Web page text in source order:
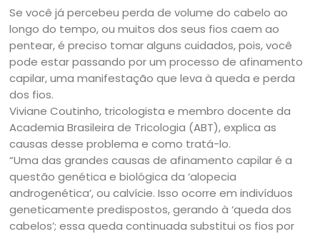
Se você já percebeu perda de volume do cabelo ao
longo do tempo, ou muitos dos seus fios caem ao
pentear, é preciso tomar alguns cuidados, pois, você
pode estar passando por um processo de afinamento
capilar, uma manifestação que leva à queda e perda
dos fios.
Viviane Coutinho, tricologista e membro docente da
Academia Brasileira de Tricologia (ABT), explica as
causas desse problema e como tratá-lo.
“Uma das grandes causas de afinamento capilar é a
questão genética e biológica da ‘alopecia
androgenética’, ou calvície. Isso ocorre em indivíduos
geneticamente predispostos, gerando à ‘queda dos
cabelos’; essa queda continuada substitui os fios por